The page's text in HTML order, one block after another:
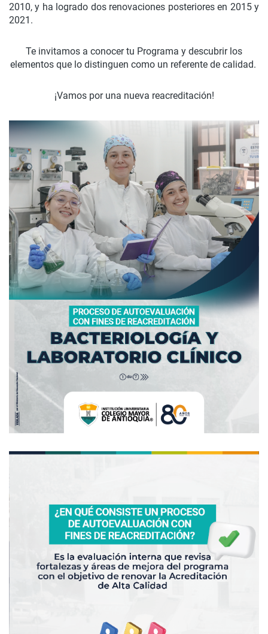
2010, y ha logrado dos renovaciones posteriores en 2015 y
2021.
Te invitamos a conocer tu Programa y descubrir los
elementos que lo distinguen como un referente de calidad.
¡Vamos por una nueva reacreditación!